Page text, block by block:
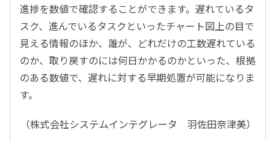
進捗を数値で確認することができます。遅れているタ
スク、進んでいるタスクといったチャート図上の目で
見える情報のほか、誰が、どれだけの工数遅れている
のか、取り戻すのには何日かかるのかといった、根拠
のある数値で、遅れに対する早期処置が可能になりま
す。
（株式会社システムインテグレータ 羽佐田奈津美）